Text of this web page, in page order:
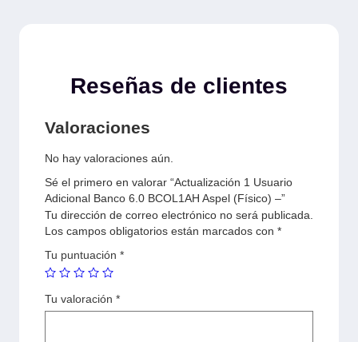
Reseñas de clientes
Valoraciones
No hay valoraciones aún.
Sé el primero en valorar “Actualización 1 Usuario
Adicional Banco 6.0 BCOL1AH Aspel (Físico) –”
Tu dirección de correo electrónico no será publicada.
Los campos obligatorios están marcados con *
Tu puntuación *
Tu valoración *